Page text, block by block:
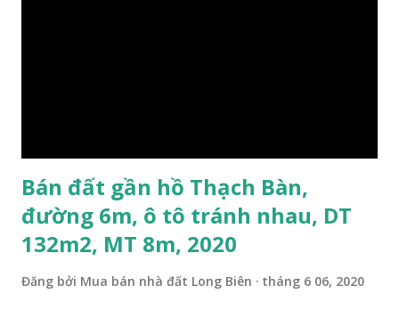
Bán đất gần hồ Thạch Bàn,
đường 6m, ô tô tránh nhau, DT
132m2, MT 8m, 2020
Đăng bởi Mua bán nhà đất Long Biên tháng 6 06, 2020